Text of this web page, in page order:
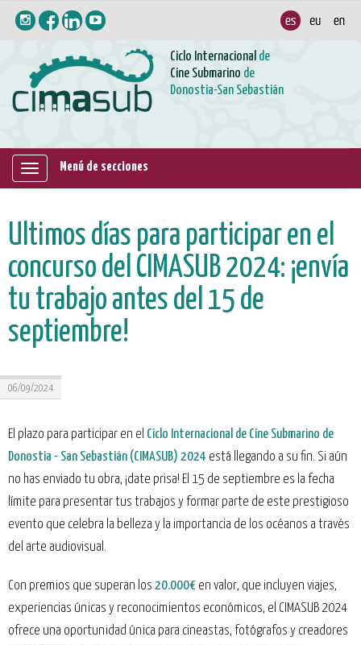
Ciclo Internacional de
Cine Submarino de
Donostia-San Sebastián
Mostrar/ocultar
Menú de secciones
Últimos días para participar en el
concurso del CIMASUB 2024: ¡envía
tu trabajo antes del 15 de
septiembre!
06/09/2024
El plazo para participar en el Ciclo Internacional de Cine Submarino de
Donostia - San Sebastián (CIMASUB) 2024 está llegando a su fin. Si aún
no has enviado tu obra, ¡date prisa! El 15 de septiembre es la fecha
límite para presentar tus trabajos y formar parte de este prestigioso
evento que celebra la belleza y la importancia de los océanos a través
del arte audiovisual.
Con premios que superan los 20.000€ en valor, que incluyen viajes,
experiencias únicas y reconocimientos económicos, el CIMASUB 2024
ofrece una oportunidad única para cineastas, fotógrafos y creadores